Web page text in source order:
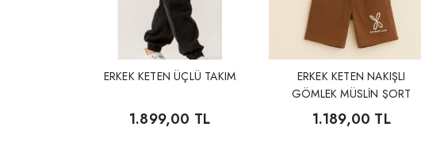
ERKEK KETEN ÜÇLÜ TAKIM
1.899,00 TL
ERKEK KETEN NAKIŞLI
GÖMLEK MÜSLİN ŞORT
TAKIM
1.189,00 TL